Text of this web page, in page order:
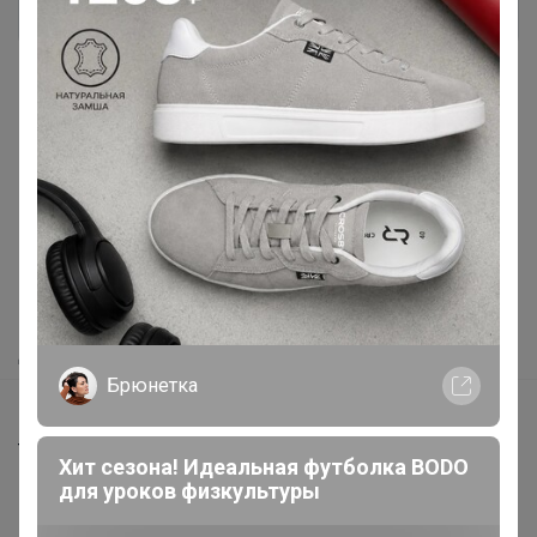
Реклама
Как здесь все устроено?
Как сделать заказ?
Как получить?
Шоурумы
Торговые марки
Наша команда
Брюнетка
Хит сезона! Идеальная футболка BODO
для уроков физкультуры